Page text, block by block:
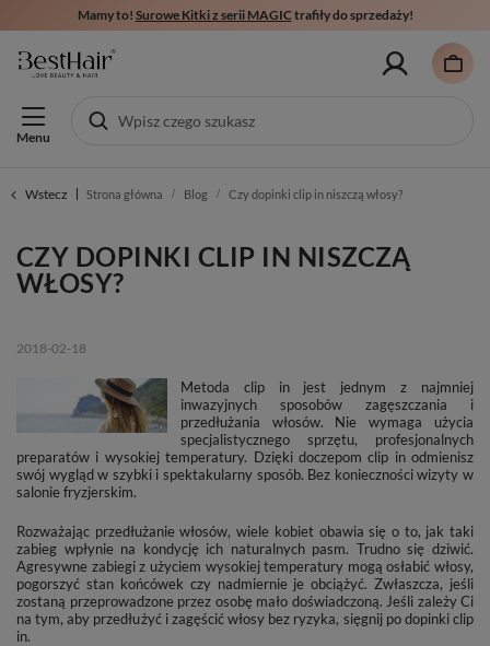
Mamy to! Surowe Kitki z serii MAGICtrafiły do sprzedaży!
Menu
Wstecz Strona główna Blog Czy dopinki clip in niszczą włosy?
CZY DOPINKI CLIP IN NISZCZĄ
WŁOSY?
2018-02-18
Metoda clip in jest jednym z najmniej
inwazyjnych sposobów zagęszczania i
przedłużania włosów. Nie wymaga użycia
specjalistycznego sprzętu, profesjonalnych
preparatów i wysokiej temperatury. Dzięki doczepom clip in odmienisz
swój wygląd w szybki i spektakularny sposób. Bez konieczności wizyty w
salonie fryzjerskim.
Rozważając przedłużanie włosów, wiele kobiet obawia się o to, jak taki
zabieg wpłynie na kondycję ich naturalnych pasm. Trudno się dziwić.
Agresywne zabiegi z użyciem wysokiej temperatury mogą osłabić włosy,
pogorszyć stan końcówek czy nadmiernie je obciążyć. Zwłaszcza, jeśli
zostaną przeprowadzone przez osobę mało doświadczoną. Jeśli zależy Ci
na tym, aby przedłużyć i zagęścić włosy bez ryzyka, sięgnij po dopinki clip
in.